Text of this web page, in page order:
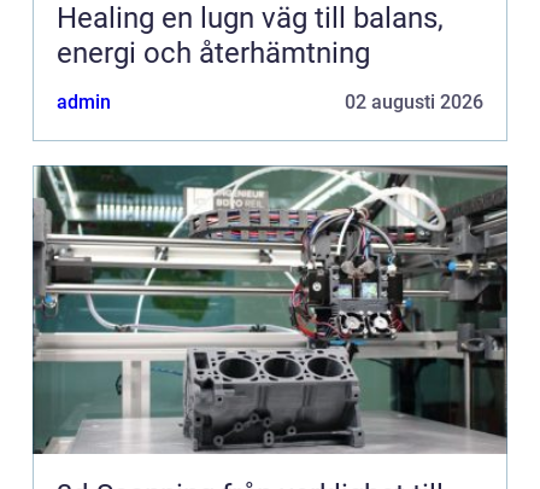
Healing en lugn väg till balans,
energi och återhämtning
admin 02 augusti 2026